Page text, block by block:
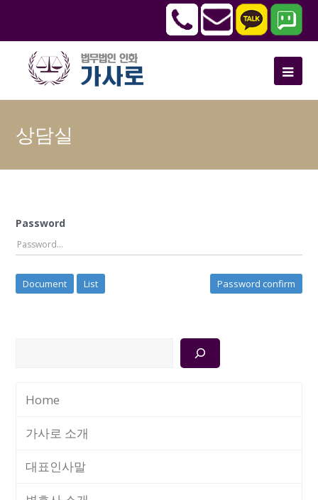
상담실
Password
Document List Password confirm
Home
가사로 소개
대표인사말